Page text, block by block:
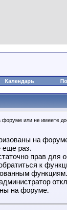
Календарь
или не имеете
на
еще раз.
прав для
к
функциям.
на форуме.